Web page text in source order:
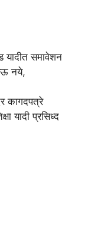
यादीत समावेशन
नये,
कागदपत्रे
यादी प्रसिध्द